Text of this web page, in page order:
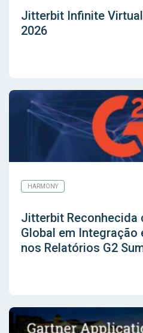
Jitterbit Infinite
2026
HARMONY
Jitterbit Reconhecida
Global em Integração
nos Relatórios G2